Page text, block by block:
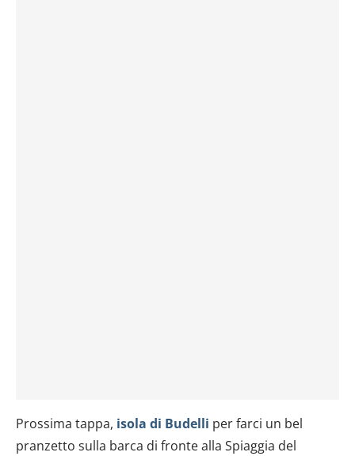
Prossima tappa, isola di Budelli per farci un bel
pranzetto sulla barca di fronte alla Spiaggia del